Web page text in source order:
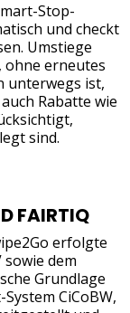
Stop-
und checkt
Umstiege
ohne erneutes
unterwegs ist,
Rabatte wie
sind.
FAIRTIQ
erfolgte
dem
Grundlage
CiCoBW,